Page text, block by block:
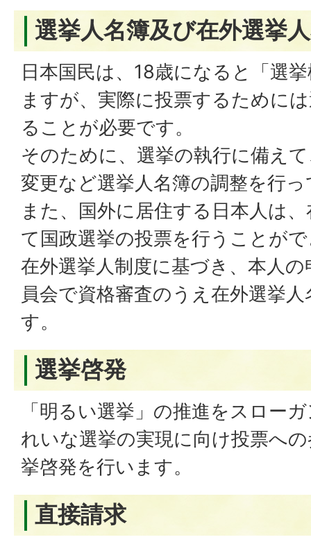
選挙人名簿及び在外選挙
日本国民は、18歳になると「選
ますが、実際に投票するために
ることが必要です。
そのために、選挙の執行に備え
変更など選挙人名簿の調整を行
また、国外に居住する日本人は
て国政選挙の投票を行うことが
在外選挙人制度に基づき、本人
員会で資格審査のうえ在外選挙
す。
選挙啓発
「明るい選挙」の推進をスロー
れいな選挙の実現に向け投票へ
挙啓発を行います。
直接請求